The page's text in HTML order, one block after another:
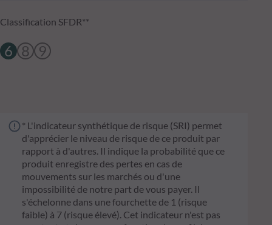
Classification SFDR**
6 8 9
* L'indicateur synthétique de risque (SRI) permet
d'apprécier le niveau de risque de ce produit par
rapport à d'autres. Il indique la probabilité que ce
produit enregistre des pertes en cas de
mouvements sur les marchés ou d'une
impossibilité de notre part de vous payer. Il
s'échelonne dans une fourchette de 1 (risque
faible) à 7 (risque élevé). Cet indicateur n'est pas